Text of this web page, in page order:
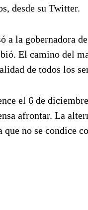
desde su Twitter.
a la gobernadora
El camino del
de todos los
el 6 de
afrontar. La
no se condice